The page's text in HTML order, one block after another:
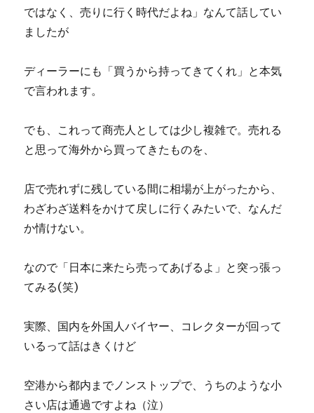
ではなく、売りに行く時代だよね」なんて話してい
ましたが
ディーラーにも「買うから持ってきてくれ」と本気
で言われます。
でも、これって商売人としては少し複雑で。売れる
と思って海外から買ってきたものを、
店で売れずに残している間に相場が上がったから、
わざわざ送料をかけて戻しに行くみたいで、なんだ
か情けない。
なので「日本に来たら売ってあげるよ」と突っ張っ
てみる(笑)
実際、国内を外国人バイヤー、コレクターが回って
いるって話はきくけど
空港から都内までノンストップで、うちのような小
さい店は通過ですよね（泣）